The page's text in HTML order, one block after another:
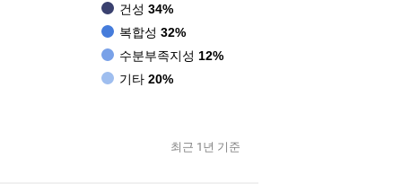
건성 34%
복합성 32%
수분부족지성 12%
기타 20%
최근 1년 기준